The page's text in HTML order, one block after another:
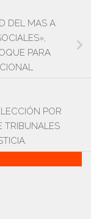
DEL MAS A
PARA
POR
TRIBUNALES